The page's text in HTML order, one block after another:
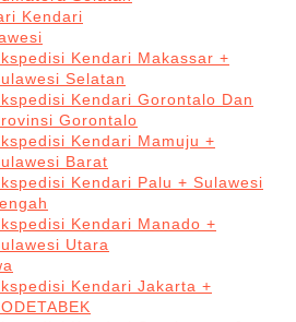
Kendari
Kendari Makassar +
Selatan
Kendari Gorontalo Dan
Gorontalo
Kendari Mamuju +
Barat
Kendari Palu + Sulawesi
Kendari Manado +
Utara
Kendari Jakarta +